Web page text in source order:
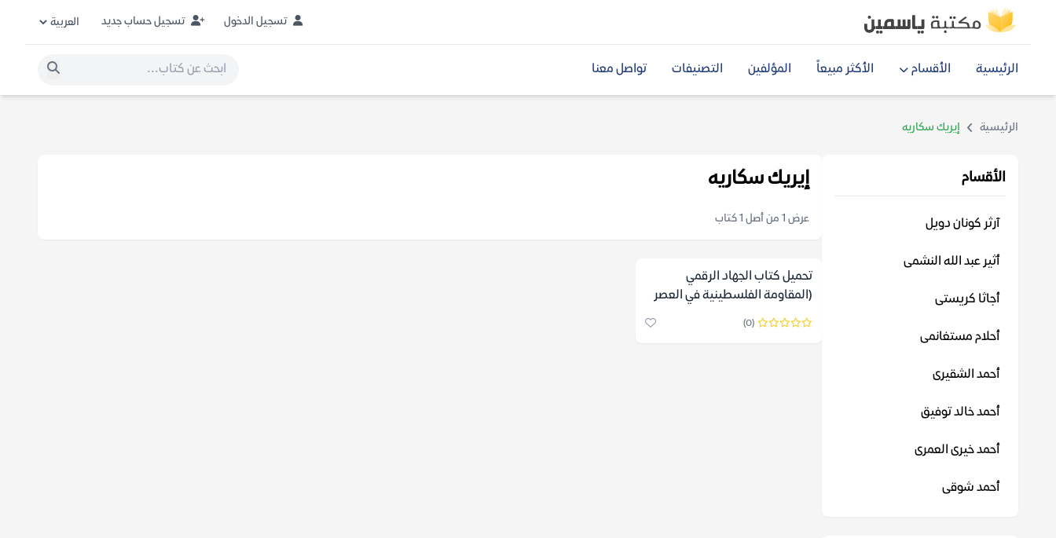
تسجيل الدخول تسجيل حساب جديد
الرئيسية الأقسام الأكثر مبيعاً المؤلفين التصنيفات تواصل معنا
الرئيسية إيريك سكاريه
الأقسام
آرثر كونان دويل
أثير عبد الله النشمى
أجاثا كريستى
أحلام مستغانمى
أحمد الشقيرى
أحمد خالد توفيق
أحمد خيرى العمرى
أحمد شوقى
إيريك سكاريه
عرض 1 من أصل 1 كتاب
تحميل كتاب الجهاد الرقمي
(المقاومة الفلسطينية في العصر
الرقمي) – إيريك سكاريه
(0)